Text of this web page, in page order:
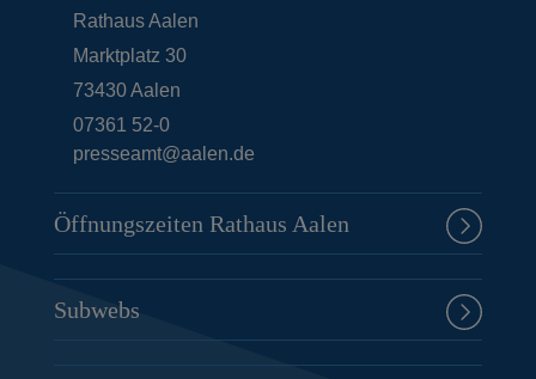
Rathaus Aalen
Marktplatz 30
73430Aalen
07361 52-0
presseamt@aalen.de
Öffnungszeiten Rathaus Aalen
Subwebs